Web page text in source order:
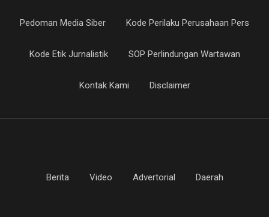
Pedoman Media Siber Kode Perilaku Perusahaan Pers
Kode Etik Jurnalistik SOP Perlindungan Wartawan
Kontak Kami Disclaimer
Berita Video Advertorial Daerah